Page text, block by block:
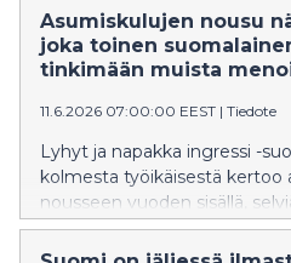
useammin käytännön
Asumiskulujen nousu
joka toinen
tinkimään muista
11.6.2026 07:00:00 EEST | Tiedote
Lyhyt ja napakka ingressi -
kolmesta työikäisestä kertoo
nousseen vuoden sisällä,
tutkimuksesta. Samalla
asumiskulut ovat